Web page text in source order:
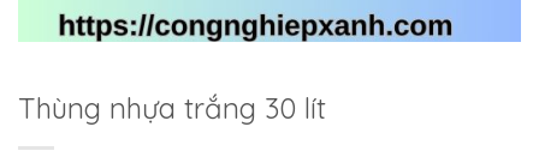
Thùng nhựa trắng 30 lít